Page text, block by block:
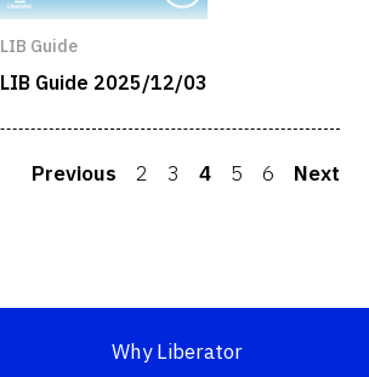
LIB Guide
LIB Guide 2025/12/03
Previous 2 3 4 5 6 Next
Why Liberator